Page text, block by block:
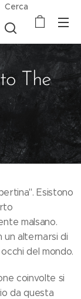
Cerca
The
Esistono
malsano.
alternarsi di
del mondo.
coinvolte si
da questa